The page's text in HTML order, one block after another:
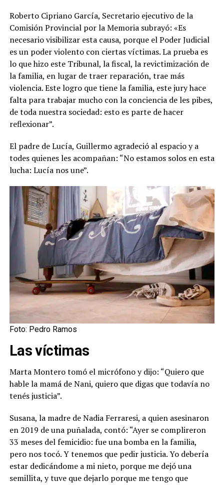
Roberto Cipriano García, Secretario ejecutivo de la
Comisión Provincial por la Memoria subrayó: «Es
necesario visibilizar esta causa, porque el Poder Judicial
es un poder violento con ciertas víctimas. La prueba es
lo que hizo este Tribunal, la fiscal, la revictimización de
la familia, en lugar de traer reparación, trae más
violencia. Este logro que tiene la familia, este jury hace
falta para trabajar mucho con la conciencia de les pibes,
de toda nuestra sociedad: esto es parte de hacer
reflexionar”.
El padre de Lucía, Guillermo agradeció al espacio y a
todes quienes les acompañan: “No estamos solos en esta
lucha: Lucía nos une”.
Foto: Pedro Ramos
Las víctimas
Marta Montero tomó el micrófono y dijo: “Quiero que
hable la mamá de Nani, quiero que digas que todavía no
tenés justicia”.
Susana, la madre de Nadia Ferraresi, a quien asesinaron
en 2019 de una puñalada, contó: “Ayer se complireron
33 meses del femicidio: fue una bomba en la familia,
pero nos tocó. Y tenemos que pedir justicia. Yo debería
estar dedicándome a mi nieto, porque me dejó una
semillita, y tuve que dejarlo porque me tengo que